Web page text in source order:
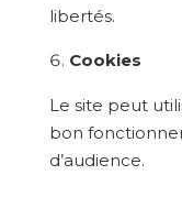
libertés.
Cookies
Le site peut
bon
d’audience.